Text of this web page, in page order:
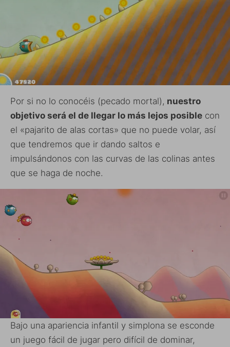
Por si no lo conocéis (pecado mortal), nuestro
objetivo será el de llegar lo más lejos posible con
el «pajarito de alas cortas» que no puede volar, así
que tendremos que ir dando saltos e
impulsándonos con las curvas de las colinas antes
que se haga de noche.
Bajo una apariencia infantil y simplona se esconde
un juego fácil de jugar pero difícil de dominar,